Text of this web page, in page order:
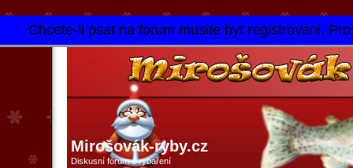
Chcete-li psat na forum musite byt registrovani.
Mirošovák-ryby.cz
Diskusní fórum o rybaření